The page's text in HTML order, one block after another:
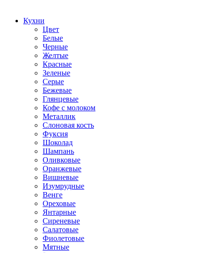
Кухни
Цвет
Белые
Черные
Желтые
Красные
Зеленые
Серые
Бежевые
Глянцевые
Кофе с молоком
Металлик
Слоновая кость
Фуксия
Шоколад
Шампань
Оливковые
Оранжевые
Вишневые
Изумрудные
Венге
Ореховые
Янтарные
Сиреневые
Салатовые
Фиолетовые
Мятные